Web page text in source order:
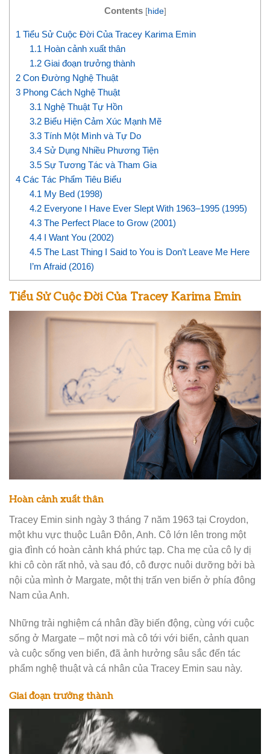
Contents [hide]
1 Tiểu Sử Cuộc Đời Của Tracey Karima Emin
1.1 Hoàn cảnh xuất thân
1.2 Giai đoạn trưởng thành
2 Con Đường Nghệ Thuật
3 Phong Cách Nghệ Thuật
3.1 Nghệ Thuật Tự Hồn
3.2 Biểu Hiện Cảm Xúc Mạnh Mẽ
3.3 Tính Một Mình và Tự Do
3.4 Sử Dụng Nhiều Phương Tiện
3.5 Sự Tương Tác và Tham Gia
4 Các Tác Phẩm Tiêu Biểu
4.1 My Bed (1998)
4.2 Everyone I Have Ever Slept With 1963–1995 (1995)
4.3 The Perfect Place to Grow (2001)
4.4 I Want You (2002)
4.5 The Last Thing I Said to You is Don’t Leave Me Here
I’m Afraid (2016)
Tiểu Sử Cuộc Đời Của Tracey Karima Emin
Hoàn cảnh xuất thân
Tracey Emin sinh ngày 3 tháng 7 năm 1963 tại Croydon,
một khu vực thuộc Luân Đôn, Anh. Cô lớn lên trong một
gia đình có hoàn cảnh khá phức tạp. Cha mẹ của cô ly dị
khi cô còn rất nhỏ, và sau đó, cô được nuôi dưỡng bởi bà
nội của mình ở Margate, một thị trấn ven biển ở phía đông
Nam của Anh.
Những trải nghiệm cá nhân đầy biến động, cùng với cuộc
sống ở Margate – một nơi mà cô tới với biển, cảnh quan
và cuộc sống ven biển, đã ảnh hưởng sâu sắc đến tác
phẩm nghệ thuật và cá nhân của Tracey Emin sau này.
Giai đoạn trưởng thành